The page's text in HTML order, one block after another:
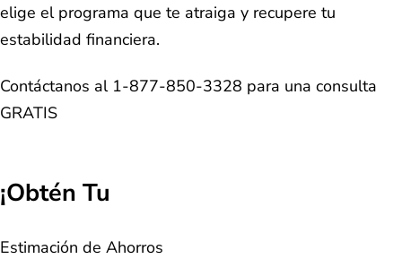
elige el programa que te atraiga y recupere tu
estabilidad financiera.
Contáctanos al 1-877-850-3328 para una consulta
GRATIS
¡Obtén Tu
Estimación de Ahorros